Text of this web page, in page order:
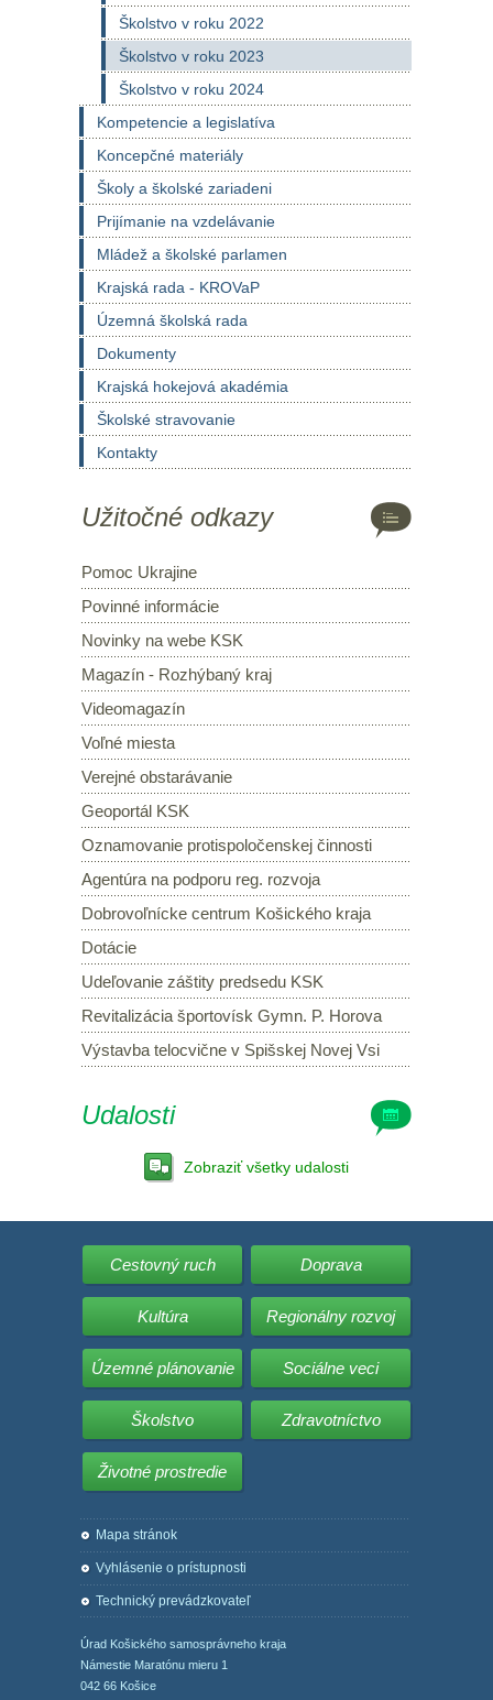
Školstvo v roku 2022
Školstvo v roku 2023
Školstvo v roku 2024
Kompetencie a legislatíva
Koncepčné materiály
Školy a školské zariadeni
Prijímanie na vzdelávanie
Mládež a školské parlamen
Krajská rada - KROVaP
Územná školská rada
Dokumenty
Krajská hokejová akadémia
Školské stravovanie
Kontakty
Užitočné odkazy
Pomoc Ukrajine
Povinné informácie
Novinky na webe KSK
Magazín - Rozhýbaný kraj
Videomagazín
Voľné miesta
Verejné obstarávanie
Geoportál KSK
Oznamovanie protispoločenskej činnosti
Agentúra na podporu reg. rozvoja
Dobrovoľnícke centrum Košického kraja
Dotácie
Udeľovanie záštity predsedu KSK
Revitalizácia športovísk Gymn. P. Horova
Výstavba telocvične v Spišskej Novej Vsi
Udalosti
Zobraziť všetky udalosti
Cestovný ruch Doprava
Kultúra Regionálny rozvoj
Územné plánovanie Sociálne veci
Školstvo Zdravotníctvo
Životné prostredie
Mapa stránok
Vyhlásenie o prístupnosti
Technický prevádzkovateľ
Úrad Košického samosprávneho kraja
Námestie Maratónu mieru 1
042 66 Košice